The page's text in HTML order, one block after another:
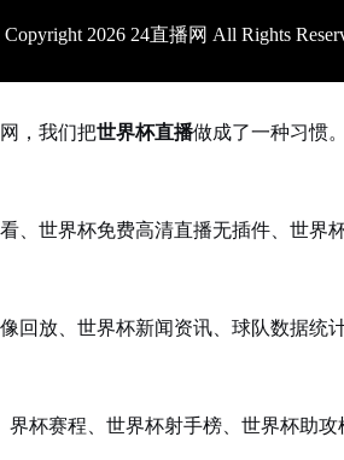
Copyright 2026 24直播网 All Rights
网，我们把世界杯直播做成了一种习惯
看、世界杯免费高清直播无插件、世界
像回放、世界杯新闻资讯、球队数据统
界杯赛程、世界杯射手榜、世界杯助